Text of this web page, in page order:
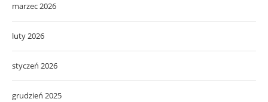
marzec 2026
luty 2026
styczeń 2026
grudzień 2025